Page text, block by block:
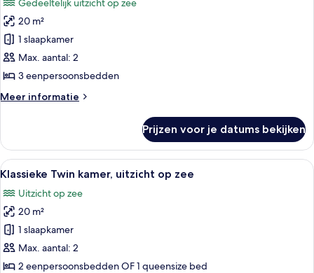
voor
Klassieke
Twin
kamer,
gedeeltelijk
op
20 m²
1 slaapkamer
Max. aantal: 2
3 eenpersoonsbedden
Meer informatie
Meer
Twin
kamer,
gedeeltelijk
op
zee
Prijzen voor je datums bekijken
Alle
foto's
voor
Klassieke
Twin
kamer,
uitzicht
Hotelkamer met twee bedden, een
22
Klassieke Twin kamer, uitzicht op zee
Uitzicht op zee
20 m²
1 slaapkamer
Max. aantal: 2
2 eenpersoonsbedden OF 1 queensize bed